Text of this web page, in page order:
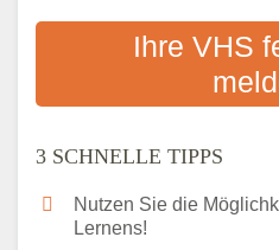
Checkliste: Darauf
Bildungsangeboten
Das bundesweite
Ihre VHS
3 SCHNELLE TIPPS
Nutzen Sie die
Lernens!